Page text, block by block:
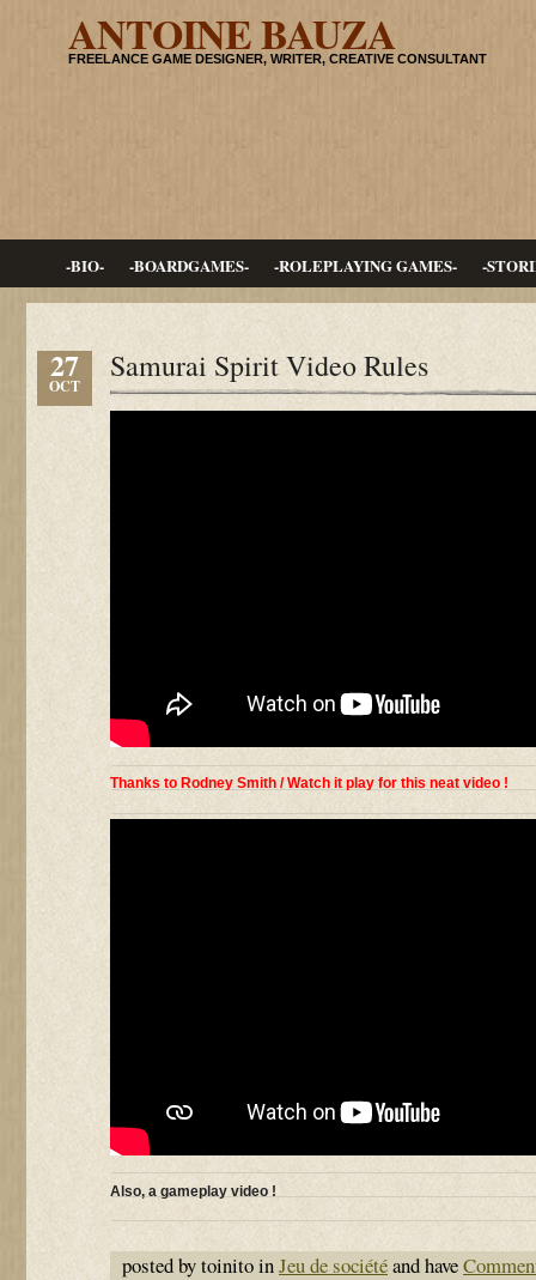
ANTOINE BAUZA
FREELANCE GAME DESIGNER, WRITER, CREATIVE CONSULTANT
-BIO- -BOARDGAMES- -ROLEPLAYING GAMES- -
27
OCT
Samurai Spirit Video Rules
Thanks to Rodney Smith / Watch it play for this neat video !
Also, a gameplay video !
posted by toinito inJeu de sociétéand have